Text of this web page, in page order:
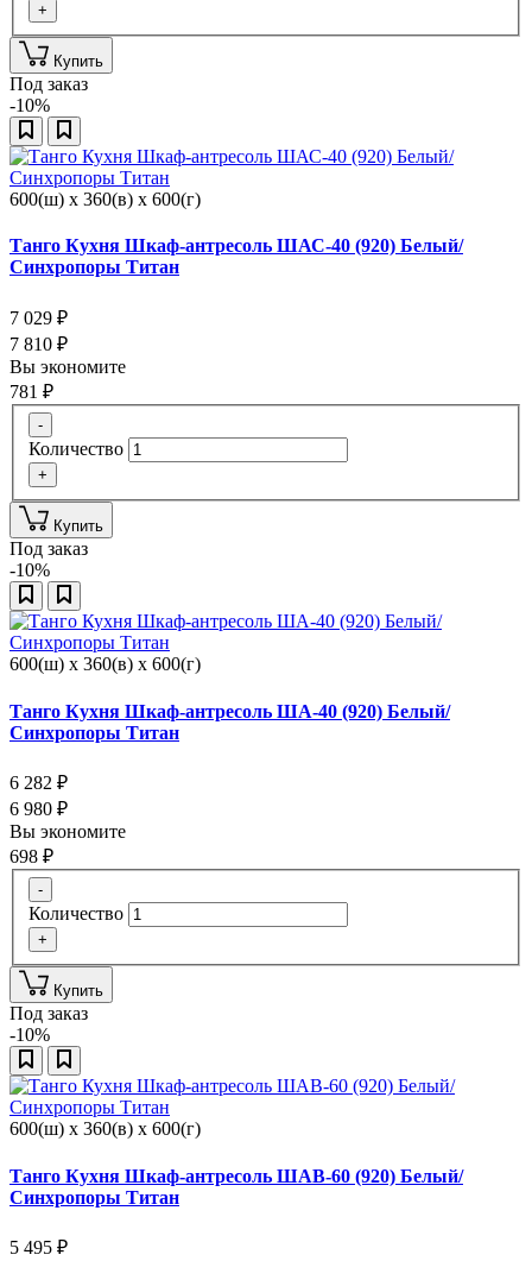
+
Купить
Под заказ
-10%
600(ш) x 360(в) x 600(г)
Танго Кухня Шкаф-антресоль ШАС-40 (920) Белый/
Синхропоры Титан
7 029 ₽
7 810 ₽
Вы экономите
781 ₽
-
Количество
+
Купить
Под заказ
-10%
600(ш) x 360(в) x 600(г)
Танго Кухня Шкаф-антресоль ША-40 (920) Белый/
Синхропоры Титан
6 282 ₽
6 980 ₽
Вы экономите
698 ₽
-
Количество
+
Купить
Под заказ
-10%
600(ш) x 360(в) x 600(г)
Танго Кухня Шкаф-антресоль ШАВ-60 (920) Белый/
Синхропоры Титан
5 495 ₽